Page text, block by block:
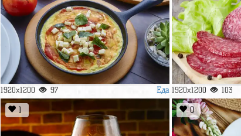
1920x1200 97 Еда 1920x1200 103
1 0